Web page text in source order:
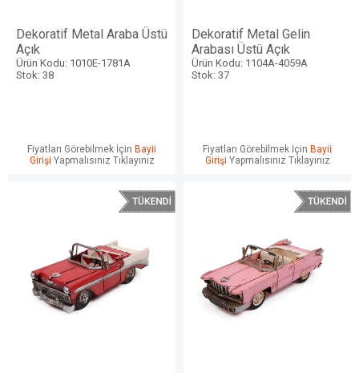
Dekoratif Metal Araba Üstü
Açık
Ürün Kodu: 1010E-1781A
Stok: 38
Fiyatları Görebilmek İçin Bayii
Girişi Yapmalısınız Tıklayınız
Dekoratif Metal Gelin
Arabası Üstü Açık
Ürün Kodu: 1104A-4059A
Stok: 37
Fiyatları Görebilmek İçin Bayii
Girişi Yapmalısınız Tıklayınız